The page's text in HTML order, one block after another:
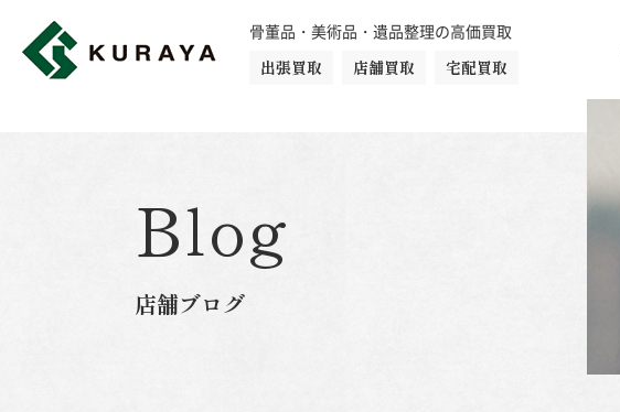
骨董品・美術品・遺品整理の高価買取
出張買取
店舗買取 宅配買取
ダイヤモンド
楽器
Blog
店舗ブログ